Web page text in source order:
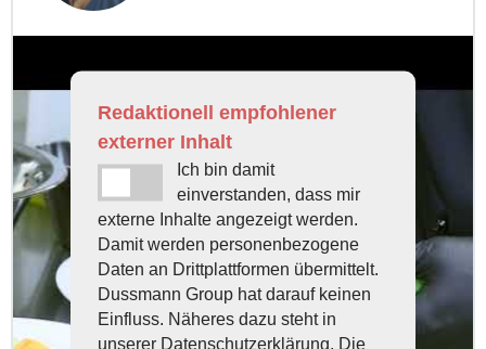
Redaktionell empfohlener
externer Inhalt
Ich bin damit
einverstanden, dass mir
externe Inhalte angezeigt werden.
Damit werden personenbezogene
Daten an Drittplattformen übermittelt.
Dussmann Group hat darauf keinen
Einfluss. Näheres dazu steht in
unserer Datenschutzerklärung. Die